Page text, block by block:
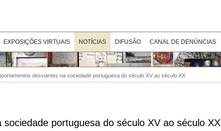
EXPOSIÇÕES VIRTUAIS NOTÍCIAS DIFUSÃO CANAL DE DENÚNCIAS
desviantes na sociedade portuguesa do século XV ao século XX
portuguesa do século XV ao século XX